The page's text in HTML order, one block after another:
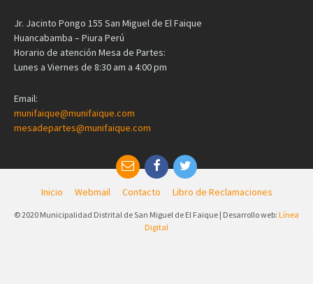
Jr. Jacinto Pongo 155 San Miguel de El Faique
Huancabamba – Piura Perú
Horario de atención Mesa de Partes:
Lunes a Viernes de 8:30 am a 4:00 pm
Email:
munifaique@munifaique.com
mesadepartes@munifaique.com
Inicio Webmail Contacto Libro de Reclamaciones
© 2020 Municipalidad Distrital de San Miguel de El Faique | Desarrollo web: Línea
Digital